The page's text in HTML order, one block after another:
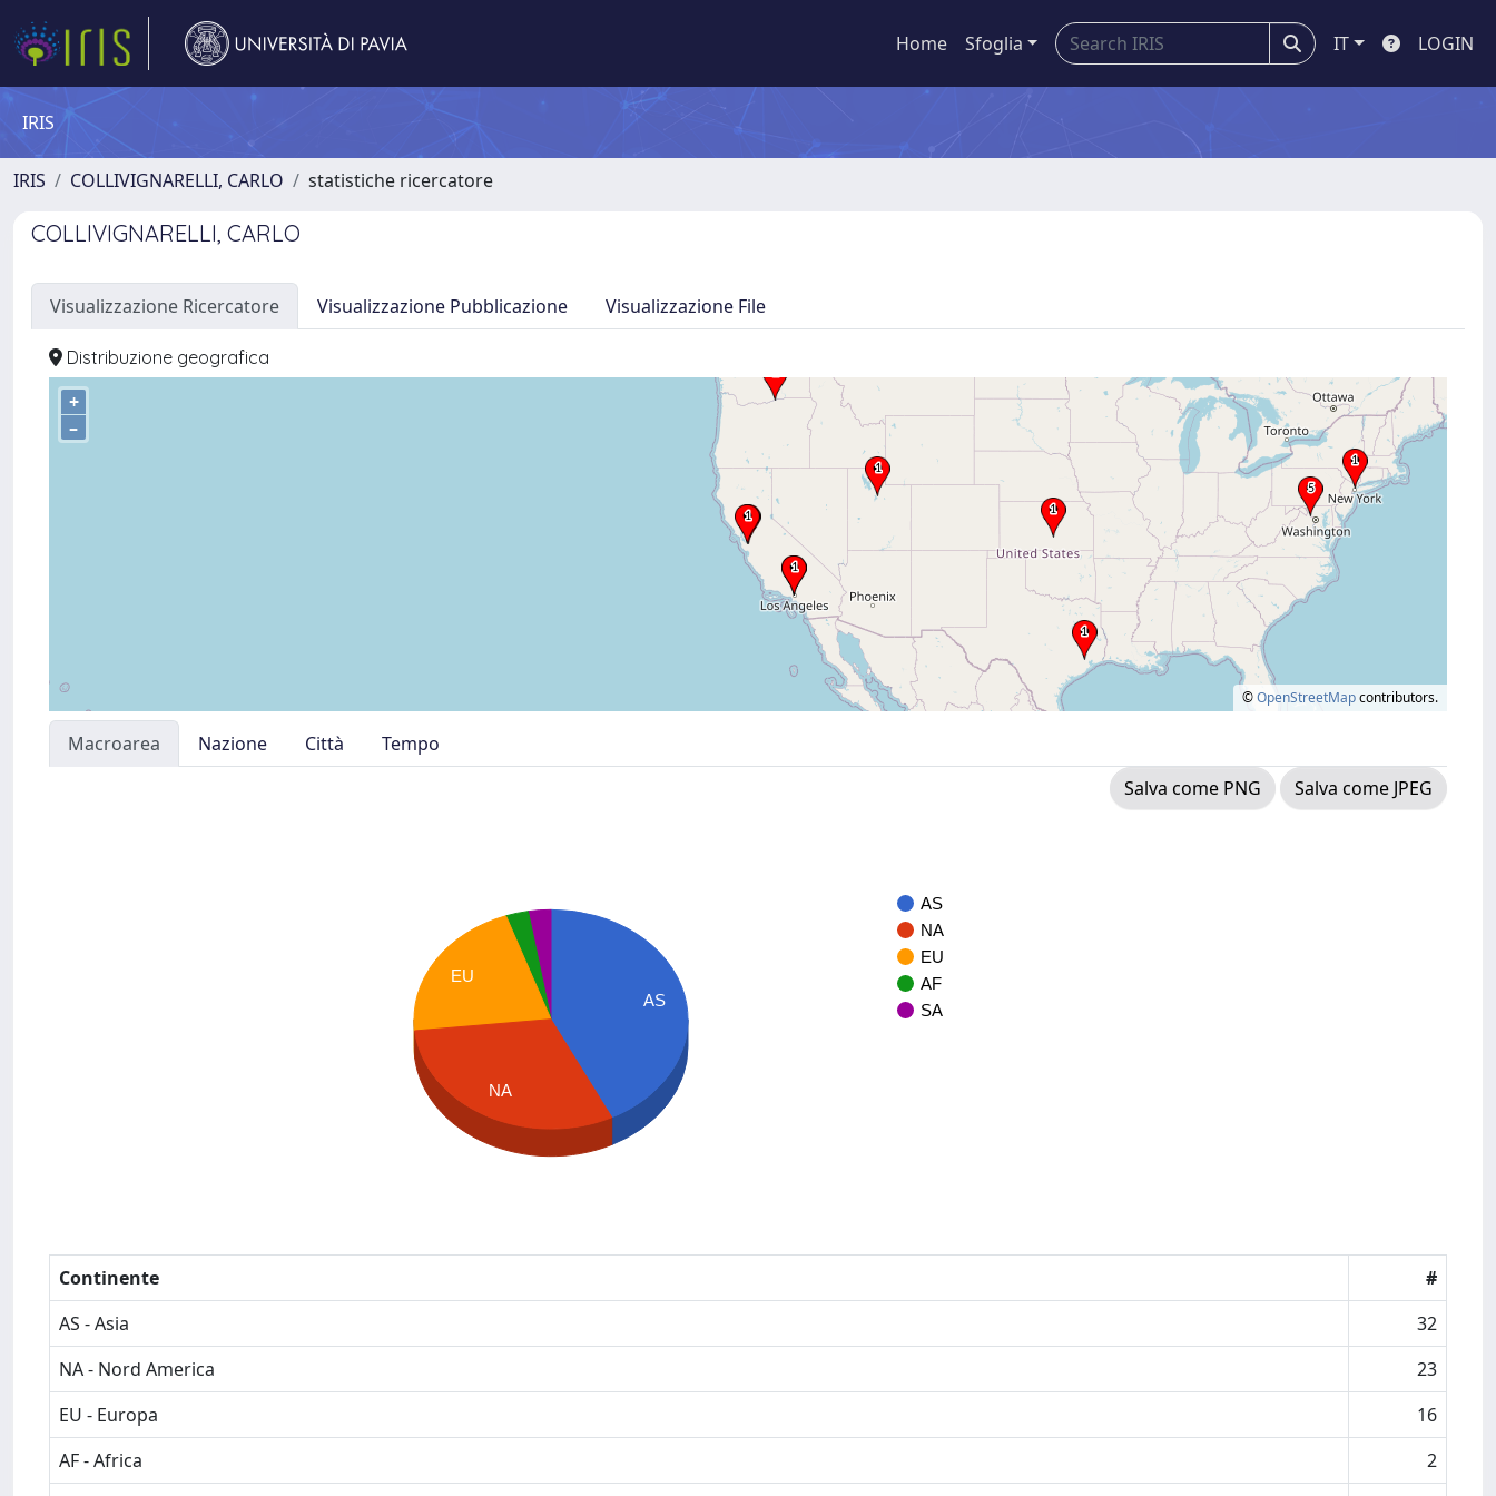
Home Sfoglia IT LOGIN
IRIS
IRIS COLLIVIGNARELLI, CARLO statistiche ricercatore
COLLIVIGNARELLI, CARLO
Visualizzazione Ricercatore Visualizzazione Pubblicazione Visualizzazione File
Distribuzione geografica
+
–
©OpenStreetMapcontributors.
Macroarea Nazione Città
Tempo
Salva come PNG
Salva come JPEG
AS
NA
EU
AF
SA
AS
EU
NA
Continente
#
AS - Asia
32
NA - Nord America
23
EU - Europa
16
AF - Africa
2